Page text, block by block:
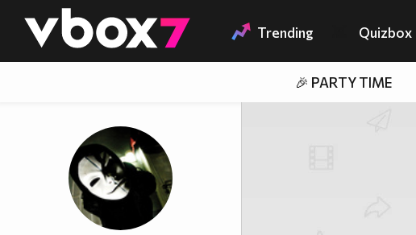
👾 Trending Quizbox
🎉 PARTY TIME